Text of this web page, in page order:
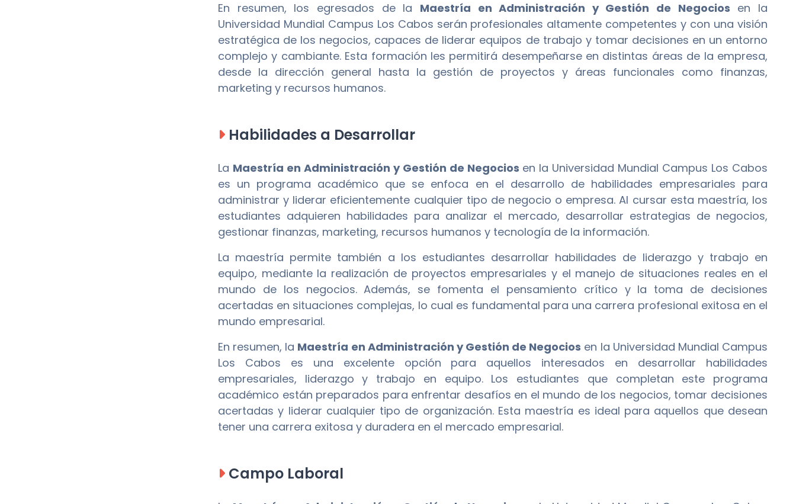
En resumen, los egresados de la Maestría en Administración y Gestión de Negocios en la
Universidad Mundial Campus Los Cabos serán profesionales altamente competentes y con una visión
estratégica de los negocios, capaces de liderar equipos de trabajo y tomar decisiones en un entorno
complejo y cambiante. Esta formación les permitirá desempeñarse en distintas áreas de la empresa,
desde la dirección general hasta la gestión de proyectos y áreas funcionales como finanzas,
marketing y recursos humanos.
Habilidades a Desarrollar
La Maestría en Administración y Gestión de Negocios en la Universidad Mundial Campus Los Cabos
es un programa académico que se enfoca en el desarrollo de habilidades empresariales para
administrar y liderar eficientemente cualquier tipo de negocio o empresa. Al cursar esta maestría, los
estudiantes adquieren habilidades para analizar el mercado, desarrollar estrategias de negocios,
gestionar finanzas, marketing, recursos humanos y tecnología de la información.
La maestría permite también a los estudiantes desarrollar habilidades de liderazgo y trabajo en
equipo, mediante la realización de proyectos empresariales y el manejo de situaciones reales en el
mundo de los negocios. Además, se fomenta el pensamiento crítico y la toma de decisiones
acertadas en situaciones complejas, lo cual es fundamental para una carrera profesional exitosa en el
mundo empresarial.
En resumen, la Maestría en Administración y Gestión de Negocios en la Universidad Mundial Campus
Los Cabos es una excelente opción para aquellos interesados en desarrollar habilidades
empresariales, liderazgo y trabajo en equipo. Los estudiantes que completan este programa
académico están preparados para enfrentar desafíos en el mundo de los negocios, tomar decisiones
acertadas y liderar cualquier tipo de organización. Esta maestría es ideal para aquellos que desean
tener una carrera exitosa y duradera en el mercado empresarial.
Campo Laboral